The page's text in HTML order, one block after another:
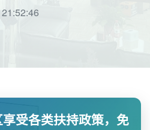
受各类扶持政策，免